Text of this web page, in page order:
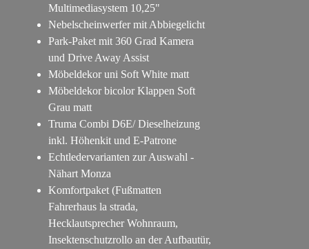
Multimediasystem 10,25"
Nebelscheinwerfer mit Abbiegelicht
Park-Paket mit 360 Grad Kamera
und Drive Away Assist
Möbeldekor uni Soft White matt
Möbeldekor bicolor Klappen Soft
Grau matt
Truma Combi D6E/ Dieselheizung
inkl. Höhenkit und E-Patrone
Echtledervarianten zur Auswahl -
Nähart Monza
Komfortpaket (Fußmatten
Fahrerhaus la strada,
Hecklautsprecher Wohnraum,
Insektenschutzrollo an der Aufbautür,